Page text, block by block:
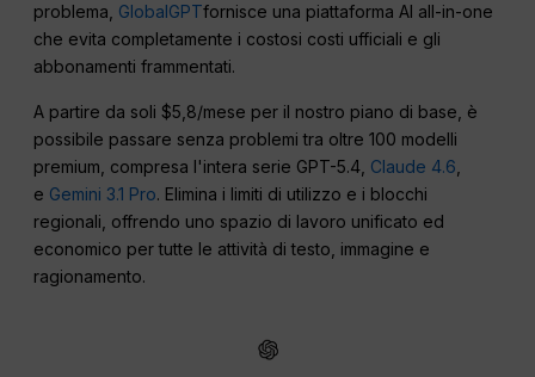
problema, GlobalGPTfornisce una piattaforma AI all-in-one
che evita completamente i costosi costi ufficiali e gli
abbonamenti frammentati.
A partire da soli $5,8/mese per il nostro piano di base, è
possibile passare senza problemi tra oltre 100 modelli
premium, compresa l'intera serie GPT-5.4, Claude 4.6
e Gemini 3.1 Pro. Elimina i limiti di utilizzo e i blocchi
regionali, offrendo uno spazio di lavoro unificato ed
economico per tutte le attività di testo, immagine e
ragionamento.